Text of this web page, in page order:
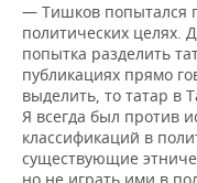
— Тишков попытался
политических целях.
попытка разделить
публикациях прямо
выделить, то татар в
Я всегда был против
классификаций в
существующие